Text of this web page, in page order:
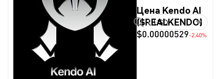
Цена Kendo AI
($REALKENDO)
$0.00000529-2.40%
USD